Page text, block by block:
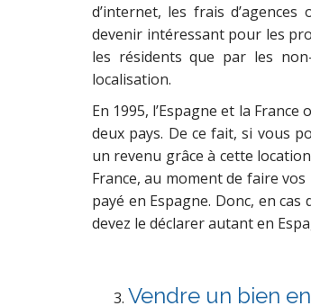
d’internet, les frais d’agences
devenir intéressant pour les
les résidents que par les
localisation.
En 1995, l’Espagne et la
deux pays. De ce fait, si vous
un revenu grâce à cette
France, au moment de faire
payé en Espagne. Donc, en cas
devez le déclarer autant en
Vendre un bien